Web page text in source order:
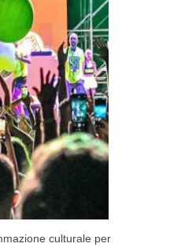
culturale per